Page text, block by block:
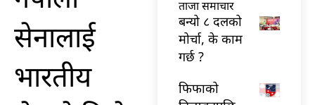
सेनालाई
भारतीय
ताजा समाचार
बन्यो ८ दलको
मोर्चा, के काम
गर्छ ?
फिफाको